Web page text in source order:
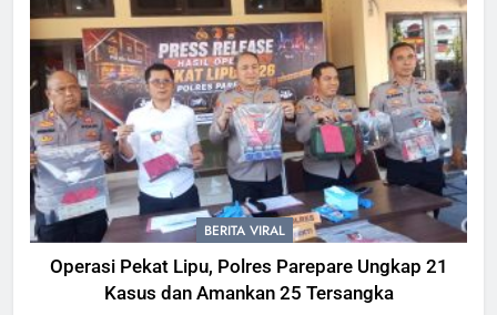
BERITA VIRAL
Operasi Pekat Lipu, Polres Parepare Ungkap 21
Kasus dan Amankan 25 Tersangka